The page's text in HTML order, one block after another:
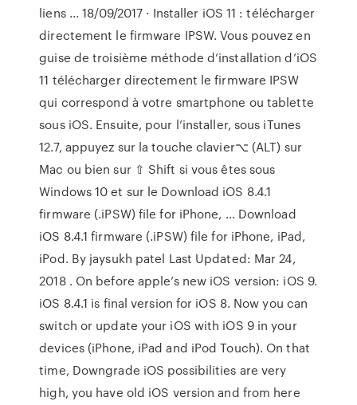
liens ... 18/09/2017 · Installer iOS 11 : télécharger
directement le firmware IPSW. Vous pouvez en
guise de troisième méthode d’installation d’iOS
11 télécharger directement le firmware IPSW
qui correspond à votre smartphone ou tablette
sous iOS. Ensuite, pour l’installer, sous iTunes
12.7, appuyez sur la touche clavier⌥ (ALT) sur
Mac ou bien sur ⇧ Shift si vous êtes sous
Windows 10 et sur le Download iOS 8.4.1
firmware (.iPSW) file for iPhone, … Download
iOS 8.4.1 firmware (.iPSW) file for iPhone, iPad,
iPod. By jaysukh patel Last Updated: Mar 24,
2018 . On before apple’s new iOS version: iOS 9.
iOS 8.4.1 is final version for iOS 8. Now you can
switch or update your iOS with iOS 9 in your
devices (iPhone, iPad and iPod Touch). On that
time, Downgrade iOS possibilities are very
high, you have old iOS version and from here